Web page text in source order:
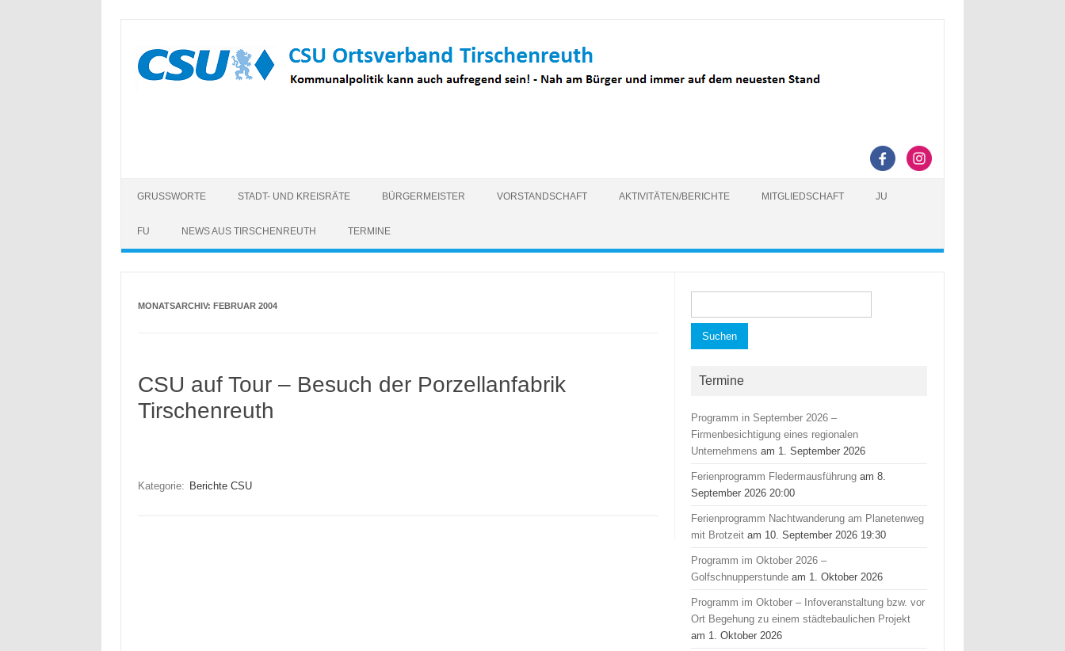
GRUSSWORTE STADT- UND KREISRÄTE BÜRGERMEISTER VORSTANDSCHAFT AKTIVITÄTEN/BERICHTE MITGLIEDSCHAFT JU
FU NEWS AUS TIRSCHENREUTH TERMINE
MONATSARCHIV: FEBRUAR 2004
CSU auf Tour – Besuch der Porzellanfabrik
Tirschenreuth
Kategorie: Berichte CSU
nach:
Termine
Programm in September 2026 –
Firmenbesichtigung eines regionalen
Unternehmens am 1. September 2026
Ferienprogramm Fledermausführung am 8.
September 2026 20:00
Ferienprogramm Nachtwanderung am Planetenweg
mit Brotzeit am 10. September 2026 19:30
Programm im Oktober 2026 –
Golfschnupperstunde am 1. Oktober 2026
Programm im Oktober – Infoveranstaltung bzw. vor
Ort Begehung zu einem städtebaulichen Projekt
am 1. Oktober 2026